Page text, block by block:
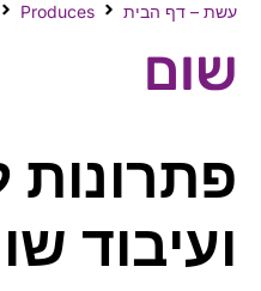
עשת – דף הבית Produces
שום
פתרונות
ועיבוד